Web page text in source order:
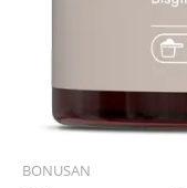
al
BONUSAN